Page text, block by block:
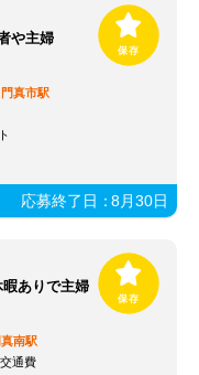
や主婦
門真市駅
応募終了日：8月30日
暇ありで主婦
真南駅
通費